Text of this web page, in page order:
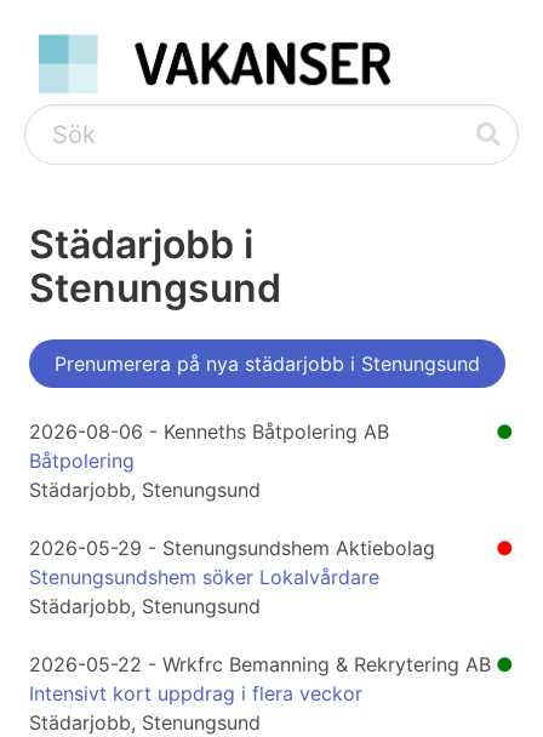
Städarjobb i
Stenungsund
Prenumerera på nya städarjobb i Stenungsund
●
2026-08-06 - Kenneths Båtpolering AB
Båtpolering
Städarjobb, Stenungsund
●
2026-05-29 - Stenungsundshem Aktiebolag
Stenungsundshem söker Lokalvårdare
Städarjobb, Stenungsund
●
2026-05-22 - Wrkfrc Bemanning & Rekrytering AB
Intensivt kort uppdrag i flera veckor
Städarjobb, Stenungsund